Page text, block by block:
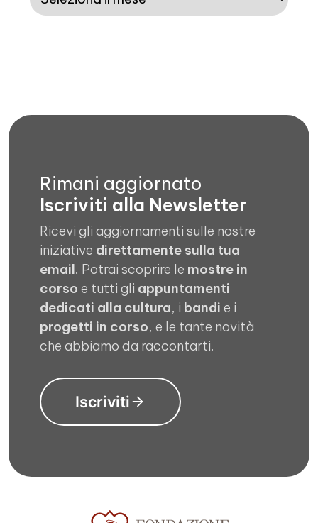
Rimani aggiornato
Iscriviti alla Newsletter
Ricevi gli aggiornamenti sulle nostre
iniziative direttamente sulla tua
email. Potrai scoprire le mostre in
corso e tutti gli appuntamenti
dedicati alla cultura, i bandi e i
progetti in corso, e le tante novità
che abbiamo da raccontarti.
Iscriviti